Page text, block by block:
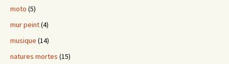
moto (5)
mur peint(4)
musique (14)
natures mortes (15)